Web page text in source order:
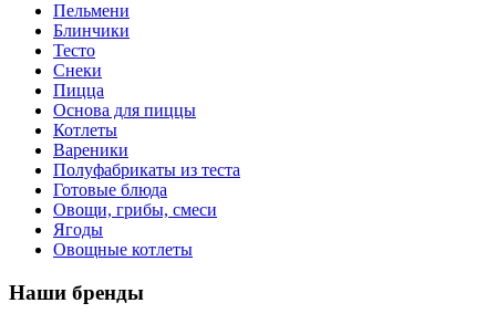
Пельмени
Блинчики
Тесто
Снеки
Пицца
Основа для пиццы
Котлеты
Вареники
Полуфабрикаты из теста
Готовые блюда
Овощи, грибы, смеси
Ягоды
Овощные котлеты
Наши бренды